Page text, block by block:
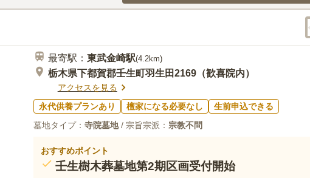
最寄駅： 東武金崎駅(4.2km)
栃木県下都賀郡壬生町羽生田2169（歓喜院内）
アクセスを見る
永代供養プランあり
檀家になる必要なし
生前申込できる
墓地タイプ： 寺院墓地/ 宗旨宗派： 宗教不問
おすすめポイント
壬生樹木葬墓地第2期区画受付開始